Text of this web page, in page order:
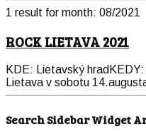
1 result for month: 08/2021
ROCK LIETAVA 2021
KDE: Lietavský
Lietava v sobotu
Search Sidebar Widget